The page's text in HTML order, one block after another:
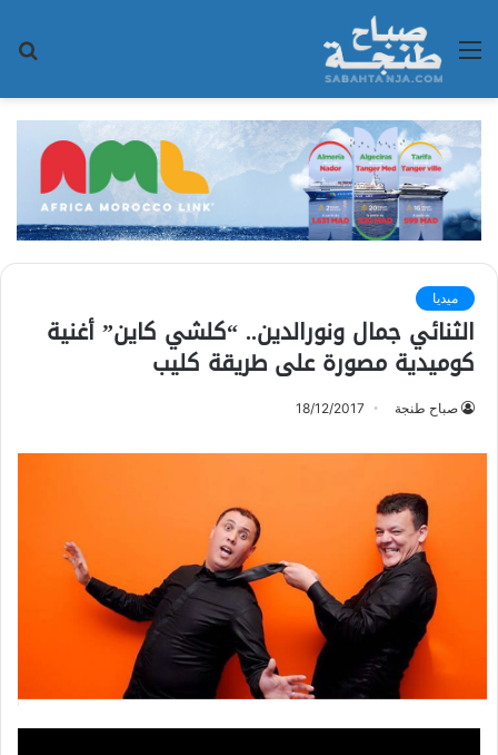
القائمة
ميديا
الثنائي جمال ونورالدين.. “كلشي كاين” أغنية
كوميدية مصورة على طريقة كليب
صباح طنجة 18/12/2017